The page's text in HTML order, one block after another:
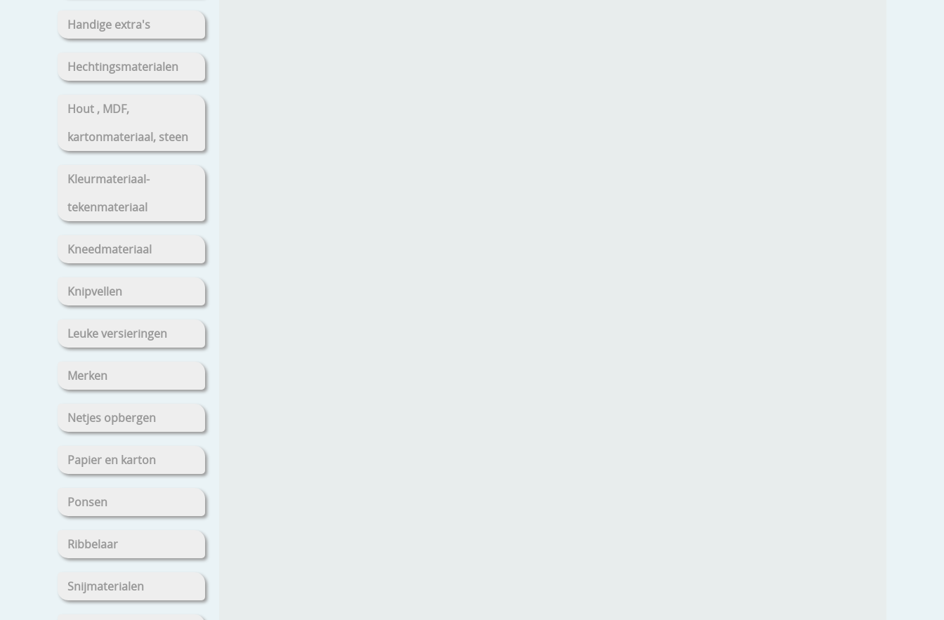
Handige extra's
Hechtingsmaterialen
Hout , MDF,
kartonmateriaal, steen
Kleurmateriaal-
tekenmateriaal
Kneedmateriaal
Knipvellen
Leuke versieringen
Merken
Netjes opbergen
Papier en karton
Ponsen
Ribbelaar
Snijmaterialen